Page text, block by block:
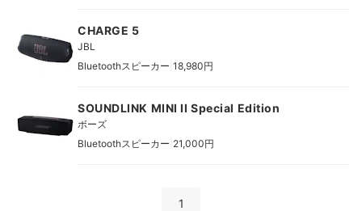
CHARGE 5
JBL
Bluetoothスピーカー 18,980円
SOUNDLINK MINI II Special Edition
ボーズ
Bluetoothスピーカー 21,000円
1